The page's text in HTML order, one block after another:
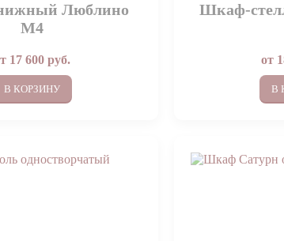
Люблино
М4
17 600 руб.
В КОРЗИНУ
Шкаф-
от
В